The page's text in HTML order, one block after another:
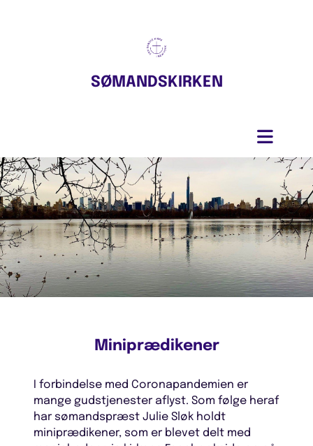
SØMANDSKIRKEN
Miniprædikener
I forbindelse med Coronapandemien er
mange gudstjenester aflyst. Som følge heraf
har sømandspræst Julie Sløk holdt
miniprædikener, som er blevet delt med